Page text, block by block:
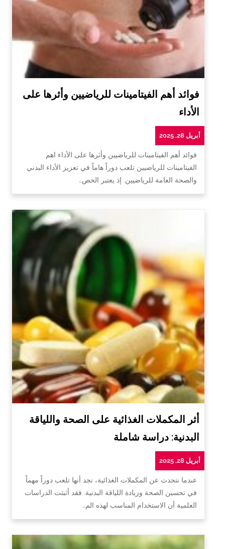
فوائد أهم الفيتامينات للرياضيين وأثرها على
الأداء
أبريل 28, 2025
فوائد أهم الفيتامينات للرياضيين وأثرها على الأداء اهم
الفيتامينات للرياضيين تلعب دوراً هاماً في تعزيز الأداء البدني
والصحة العامة للرياضيين. إذ يعتبر الحص…
أثر المكملات الغذائية على الصحة واللياقة
البدنية: دراسة شاملة
أبريل 28, 2025
عندما نتحدث عن المكملات الغذائية، نجد أنها تلعب دوراً مهماً
في تحسين الصحة وزيادة اللياقة البدنية. فقد أثبتت الدراسات
العلمية أن الاستخدام المناسب لهذه الم…